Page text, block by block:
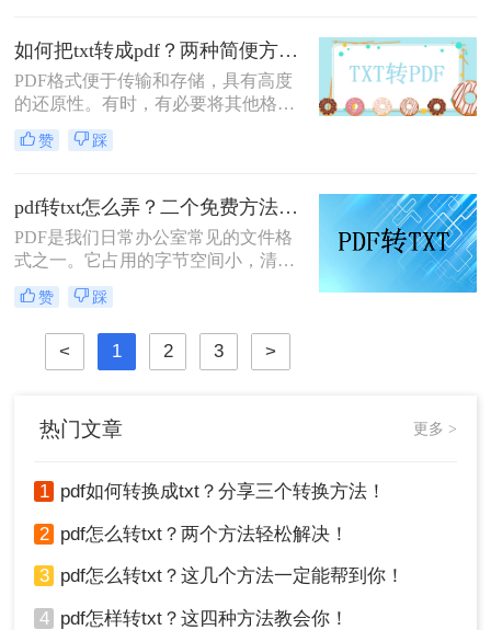
参考。
如何把txt转成pdf？两种简便方法分享！
PDF格式便于传输和存储，具有高度
的还原性。有时，有必要将其他格式
的文件转换为PDF格式，例如将如何
把txt转成pdf。由于TXT属于文本源，
上的软件不能直接将TXT转换为
PDF（PDF可以直接转换为TXT，但
TXT不能直接转换为PDF）。TXT通
过修改文件后缀名称并将其转换为
PDF，显然不起作用。那么，如何将
txt转pdf呢？
赞 踩
pdf转txt怎么弄？二个免费方法轻松搞定！
PDF是我们日常办公室常见的文件格
式之一。它占用的字节空间小，清晰
大方，保存的文件不失真。很多人喜
欢PDF文件格式，但不能直接编辑。
因此，我们经常使用转换器将PDF文
件转换成可编辑的txt文本，那么pdf转
txt怎么弄呢？让我们来看看小编是如
赞 踩
< 1 2 3 >
热门文章 更多 >
1 pdf如何转换成txt？分享三个转换方法！
2 pdf怎么转txt？两个方法轻松解决！
3 pdf怎么转txt？这几个方法一定能帮到你！
4 pdf怎样转txt？这四种方法教会你！